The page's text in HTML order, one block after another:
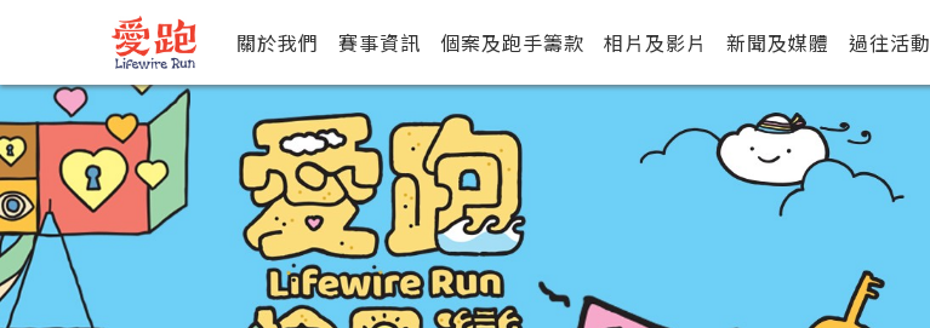
關於我們 賽事資訊 個案及跑手籌款 相片及影片 新聞及媒體 過往活動